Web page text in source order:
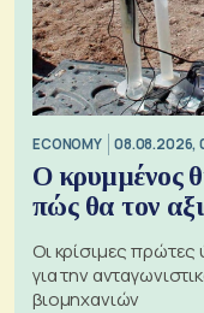
ECONOMY 08.08.2026,
Ο κρυμμένος
πώς θα τον
Οι κρίσιμες πρώτες
για την
βιομηχανιών